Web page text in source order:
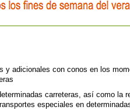
y adicionales con conos en los
carreteras, así como la
especiales en